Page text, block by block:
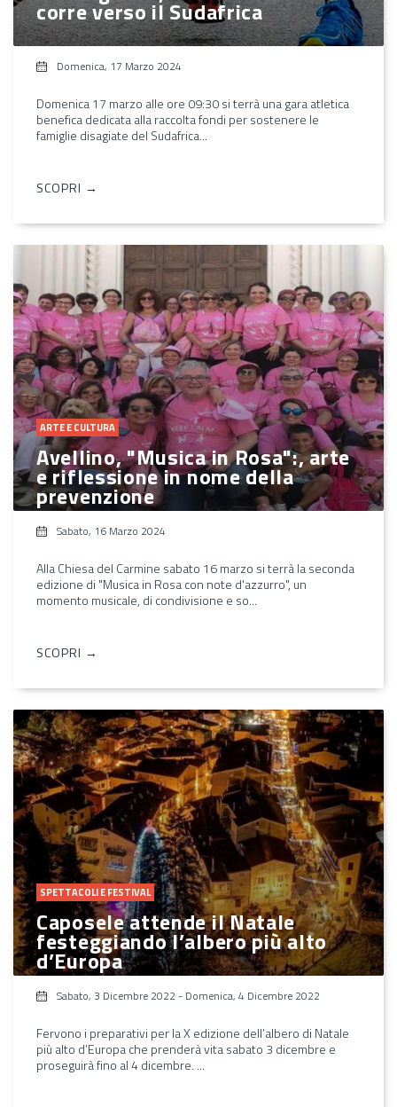
corre verso il Sudafrica
Domenica, 17 Marzo 2024
Domenica 17 marzo alle ore 09:30 si terrà una gara atletica
benefica dedicata alla raccolta fondi per sostenere le
famiglie disagiate del Sudafrica...
SCOPRI →
ARTE E CULTURA
Avellino, "Musica in Rosa":, arte
e riflessione in nome della
prevenzione
Sabato, 16 Marzo 2024
Alla Chiesa del Carmine sabato 16 marzo si terrà la seconda
edizione di "Musica in Rosa con note d'azzurro", un
momento musicale, di condivisione e so...
SCOPRI →
SPETTACOLI E FESTIVAL
Caposele attende il Natale
festeggiando l’albero più alto
d’Europa
Sabato, 3 Dicembre 2022 - Domenica, 4 Dicembre 2022
Fervono i preparativi per la X edizione dell’albero di Natale
più alto d’Europa che prenderà vita sabato 3 dicembre e
proseguirà fino al 4 dicembre. ...